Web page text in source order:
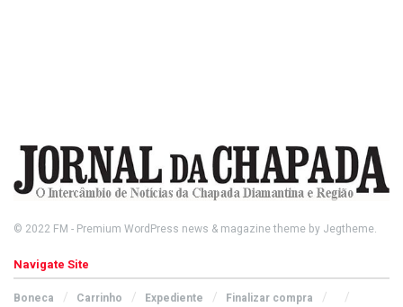
© 2022 FM - Premium WordPress news & magazine theme by Jegtheme.
Navigate Site
Boneca Carrinho Expediente Finalizar compra